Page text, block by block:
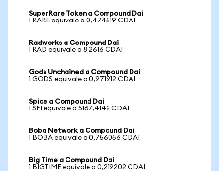
SuperRare Token a Compound Dai
1 RARE equivale a 0,474519 CDAI
Radworks a Compound Dai
1 RAD equivale a 8,2616 CDAI
Gods Unchained a Compound Dai
1 GODS equivale a 0,971912 CDAI
Spice a Compound Dai
1 SFI equivale a 5167,4142 CDAI
Boba Network a Compound Dai
1 BOBA equivale a 0,756056 CDAI
Big Time a Compound Dai
1 BIGTIME equivale a 0,219202 CDAI